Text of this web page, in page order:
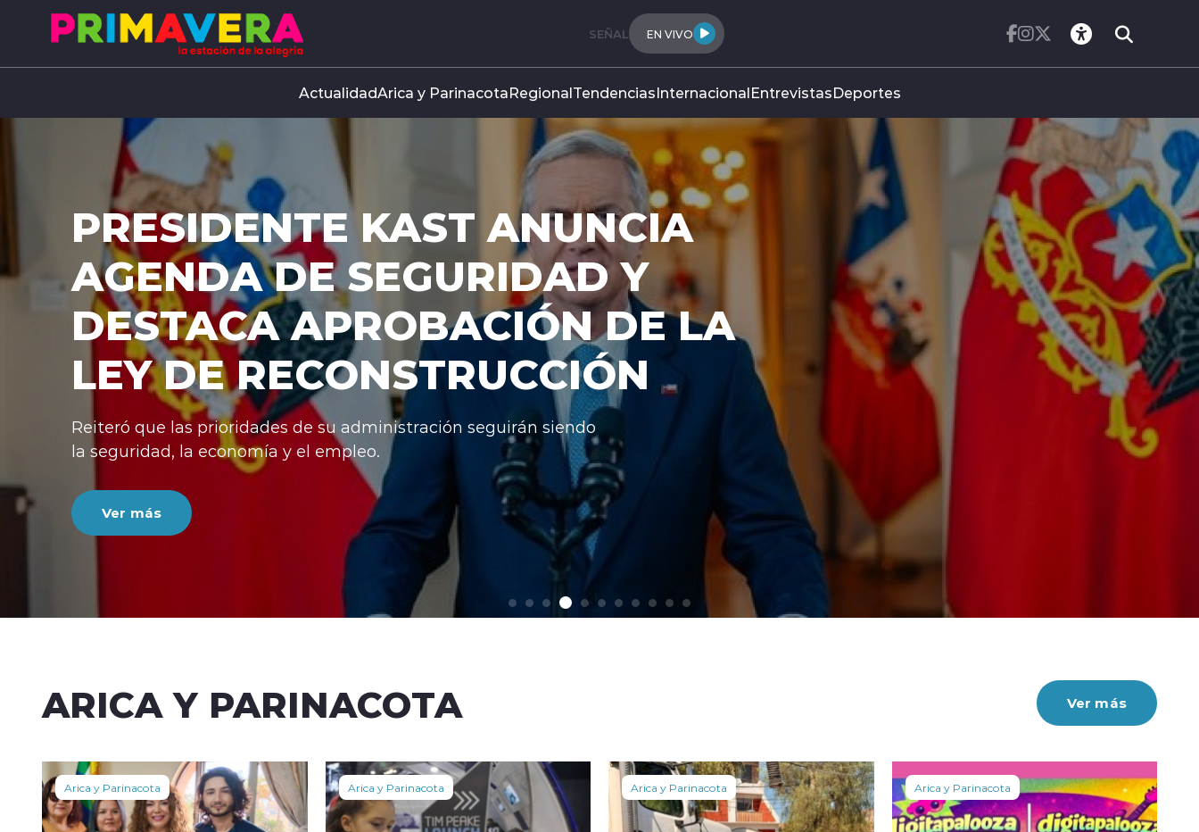
SEÑAL EN VIVO
ActualidadArica y ParinacotaRegionalTendenciasInternacionalEntrevistasDeportes
PRESIDENTE KAST ANUNCIA
AGENDA DE SEGURIDAD Y
DESTACA APROBACIÓN DE LA
LEY DE RECONSTRUCCIÓN
Reiteró que las prioridades de su administración seguirán siendo
la seguridad, la economía y el empleo.
Ver más
ARICA Y PARINACOTA Ver más
Arica y Parinacota Arica y Parinacota Arica y Parinacota Arica y Parinacota